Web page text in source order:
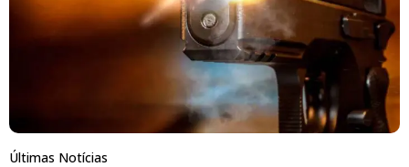
Últimas Notícias